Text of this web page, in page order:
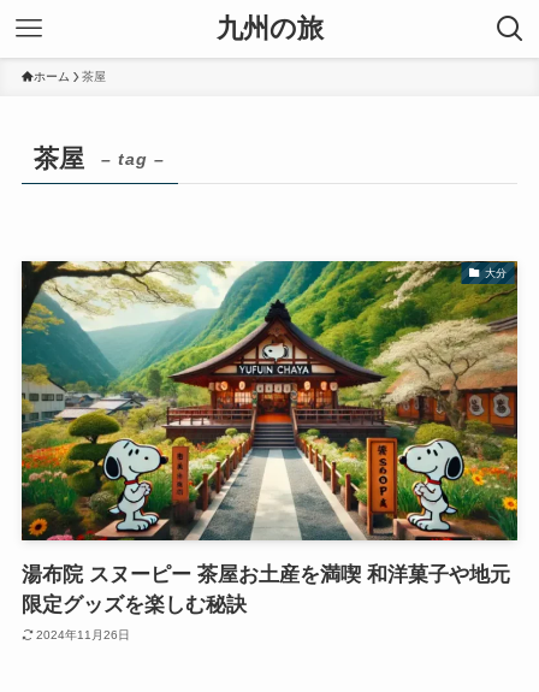
九州の旅
ホーム 茶屋
茶屋 – tag –
大分
湯布院 スヌーピー 茶屋お土産を満喫 和洋菓子や地元
限定グッズを楽しむ秘訣
2024年11月26日